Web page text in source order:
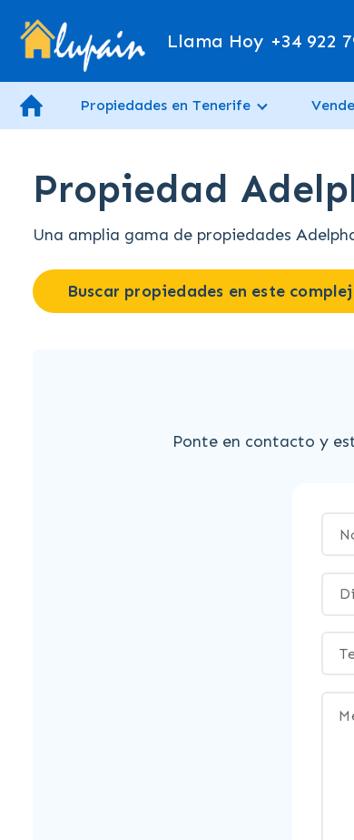
Llama Hoy +34 922
Propiedades en Tenerife
Propiedad
Una amplia gama de propiedades
Buscar propiedades en este
Ponte en contacto y